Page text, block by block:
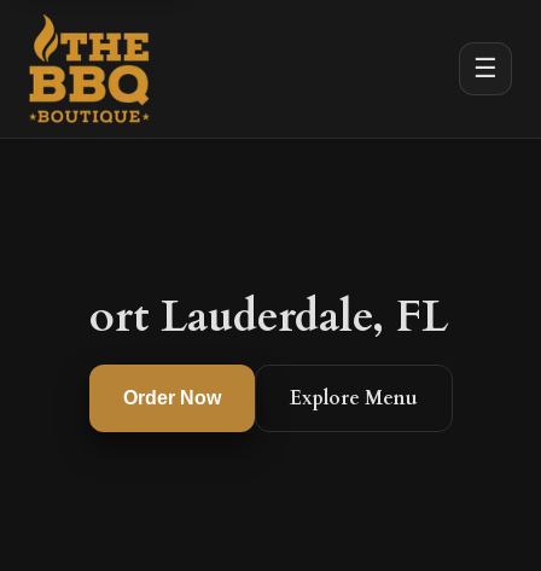
☰
ort Lauderdale, FL
Order Now Explore Menu